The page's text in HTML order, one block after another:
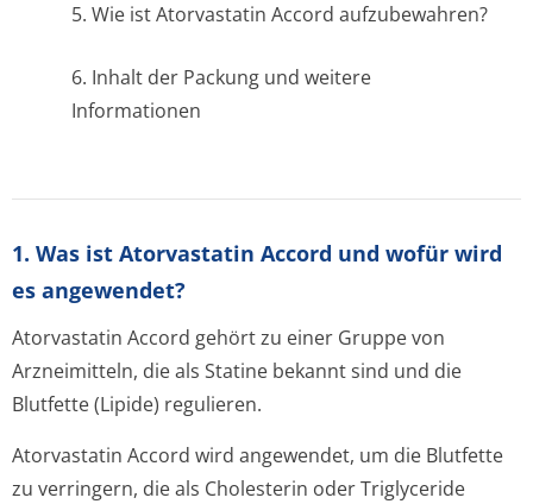
5. Wie ist Atorvastatin Accord aufzubewahren?
6. Inhalt der Packung und weitere
Informationen
1. Was ist Atorvastatin Accord und wofür wird
es angewendet?
Atorvastatin Accord gehört zu einer Gruppe von
Arzneimitteln, die als Statine bekannt sind und die
Blutfette (Lipide) regulieren.
Atorvastatin Accord wird angewendet, um die Blutfette
zu verringern, die als Cholesterin oder Triglyceride